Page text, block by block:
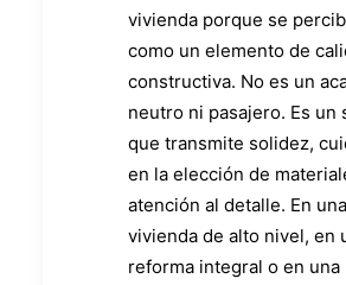
vivienda porque se
como un elemento de
constructiva. No es un
neutro ni pasajero. Es un
que transmite solidez,
en la elección de
atención al detalle. En una
vivienda de alto nivel, en
reforma integral o en una